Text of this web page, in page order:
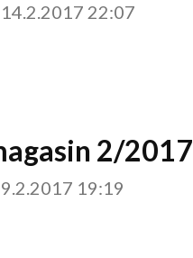
14.2.2017 22:07
2/2017
9.2.2017 19:19